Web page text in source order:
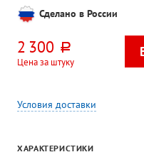
Сделано в России
2 300 руб.
Цена за штуку
Условия доставки
ХАРАКТЕРИСТИКИ